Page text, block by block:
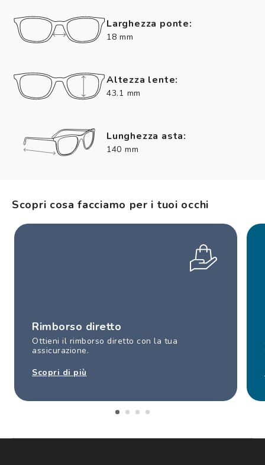
Larghezza ponte:
18 mm
Altezza lente:
43.1 mm
Lunghezza asta:
140 mm
Scopri cosa facciamo per i tuoi occhi
Rimborso diretto
Ottieni il rimborso diretto con la tua
assicurazione.
Scopri di più